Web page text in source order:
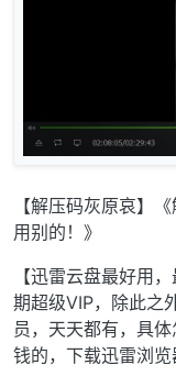
【解压码灰原哀】
用别的！》
【迅雷云盘最好用
期超级VIP，除此之
员，天天都有，具
钱的，下载迅雷浏览